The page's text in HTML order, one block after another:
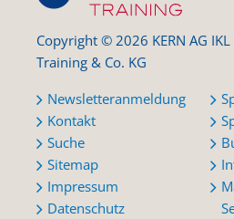
Copyright © 2026 KERN AG
Training & Co. KG
Newsletteranmeldung
Kontakt
Suche
Sitemap
Impressum
Datenschutz